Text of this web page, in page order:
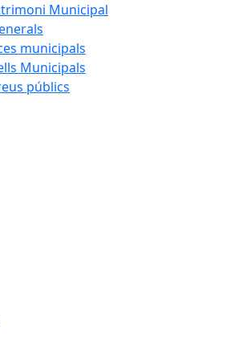
Municipal
municipals
Municipals
públics